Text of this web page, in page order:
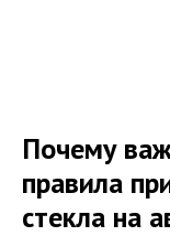
Почему
правила
стекла на